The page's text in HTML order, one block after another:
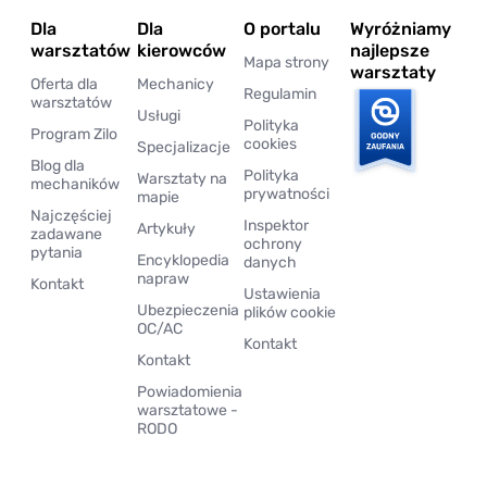
Dla
warsztatów
Oferta dla
warsztatów
Program Zilo
Blog dla
mechaników
Najczęściej
zadawane
pytania
Kontakt
Dla
kierowców
Mechanicy
Usługi
Specjalizacje
Warsztaty na
mapie
Artykuły
Encyklopedia
napraw
Ubezpieczenia
OC/AC
Kontakt
Powiadomienia
warsztatowe -
RODO
O portalu
Mapa strony
Regulamin
Polityka
cookies
Polityka
prywatności
Inspektor
ochrony
danych
Ustawienia
plików cookie
Kontakt
Wyróżniamy
najlepsze
warsztaty